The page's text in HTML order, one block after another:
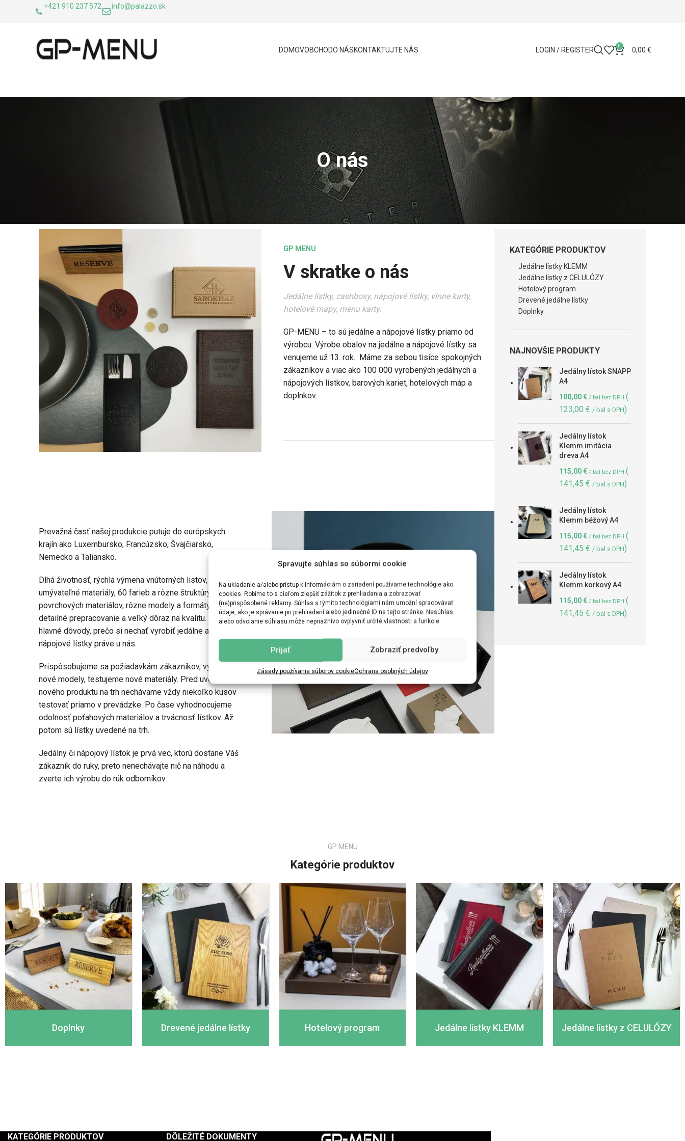
Spravujte súhlas so súbormi cookie
Na ukladanie a/alebo prístup k informáciám o zariadení používame technológie ako
cookies. Robíme to s cieľom zlepšiť zážitok z prehliadania a zobrazovať
(ne)prispôsobené reklamy. Súhlas s týmito technológiami nám umožní spracovávať
údaje, ako je správanie pri prehliadaní alebo jedinečné ID na tejto stránke. Nesúhlas
alebo odvolanie súhlasu môže nepriaznivo ovplyvniť určité vlastnosti a funkcie.
Prijať Zobraziť predvoľby
Zásady používania súborov cookieOchrana osobných údajov
+421 910 237 572 info@palazzo.sk
DOMOVOBCHODO NÁSKONTAKTUJTE NÁS LOGIN / REGISTER 0 0,00 €
O nás
GP MENU
V skratke o nás
Jedálne lístky, cashboxy, nápojové lístky, vínne karty,
hotelové mapy, menu karty.
GP-MENU – to sú jedálne a nápojové lístky priamo od
výrobcu. Výrobe obalov na jedálne a nápojové lístky sa
venujeme už 13. rok. Máme za sebou tisíce spokojných
zákazníkov a viac ako 100 000 vyrobených jedálnych a
nápojových lístkov, barových kariet, hotelových máp a
doplnkov.
Prevažná časť našej produkcie putuje do európskych
krajín ako Luxembursko, Francúzsko, Švajčiarsko,
Nemecko a Taliansko.
Dlhá životnosť, rýchla výmena vnútorných listov,
umývateľné materiály, 60 farieb a rôzne štruktúry
povrchových materiálov, rôzne modely a formáty,
detailné prepracovanie a veľký dôraz na kvalitu. To sú
hlavné dôvody, prečo si nechať vyrobiť jedálne a
nápojové lístky práve u nás.
Prispôsobujeme sa požiadavkám zákazníkov, vyvíjame
nové modely, testujeme nové materiály. Pred uvedením
nového produktu na trh nechávame vždy niekoľko kusov
testovať priamo v prevádzke. Po čase vyhodnocujeme
odolnosť poťahových materiálov a trvácnosť lístkov. Až
potom sú lístky uvedené na trh.
Jedálny či nápojový lístok je prvá vec, ktorú dostane Váš
zákazník do ruky, preto nenechávajte nič na náhodu a
zverte ich výrobu do rúk odborníkov.
GP MENU
Kategórie produktov
Doplnky Drevené jedálne lístky Hotelový program Jedálne lístky KLEMM Jedálne lístky z CELULÓZY
KATEGÓRIE PRODUKTOV
Jedálne lístky KLEMM
Jedálne lístky z CELULÓZY
Hotelový program
Drevené jedálne lístky
Doplnky
NAJNOVŠIE PRODUKTY
Jedálny lístok SNAPP
A4
100,00€ / bal bez DPH (
123,00 € / bal s DPH)
Jedálny lístok
Klemm imitácia
dreva A4
115,00€ / bal bez DPH (
141,45 € / bal s DPH)
Jedálny lístok
Klemm béžový A4
115,00€ / bal bez DPH (
141,45 € / bal s DPH)
Jedálny lístok
Klemm korkový A4
115,00€ / bal bez DPH (
141,45 € / bal s DPH)
KATEGÓRIE PRODUKTOV DÔLEŽITÉ DOKUMENTY